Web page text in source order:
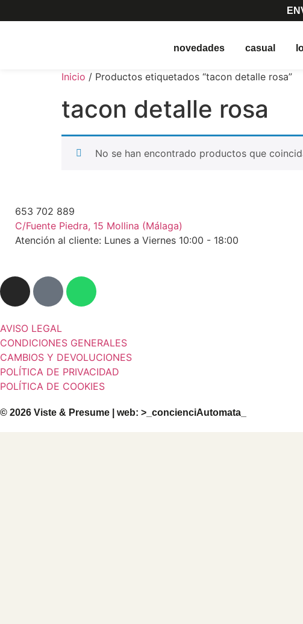
novedades casual
Inicio / Productos etiquetados “tacon detalle rosa”
tacon detalle rosa
No se han encontrado productos que
653 702 889
C/Fuente Piedra, 15 Mollina (Málaga)
Atención al cliente: Lunes a Viernes 10:00 - 18:00
AVISO LEGAL
CONDICIONES GENERALES
CAMBIOS Y DEVOLUCIONES
POLÍTICA DE PRIVACIDAD
POLÍTICA DE COOKIES
© 2026 Viste & Presume | web: >_concienciAutomata_